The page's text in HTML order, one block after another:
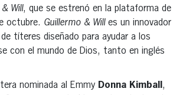
Will, que se estrenó en la plataforma de
octubre. Guillermo & Will es un innovador
títeres diseñado para ayudar a los
con el mundo de Dios, tanto en inglés
nominada al Emmy Donna Kimball ,